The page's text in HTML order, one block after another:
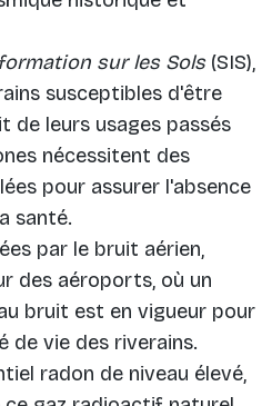
sur les Sols (SIS),
susceptibles d'être
de leurs usages passés
nécessitent des
pour assurer l'absence
santé.
par le bruit aérien,
des aéroports, où un
bruit est en vigueur pour
de vie des riverains.
radon de niveau élevé,